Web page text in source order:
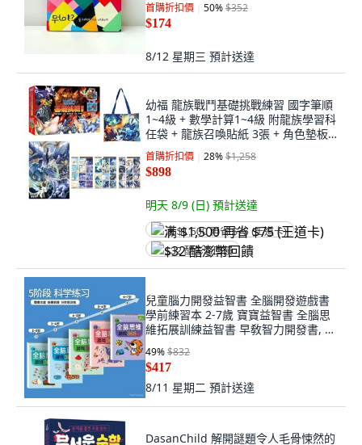
首購折扣價 50%$352
$174
8/12 星期三 預計送達
幼福 龍族戰鬥基礎挑戰練習 國字筆順
1~4級 + 數學計算1~4級 附龍族學習科
任袋 + 龍族召喚貼紙 3張 + 角色墊板
款式隨機, 練習本
首購折扣價 28%$1,258
$898
明天 8/9 (日) 預計送達
满 $1,500 再省 $75 (王道卡)
$32 酷澎幣回饋
兒童腦力開發益智書 全腦開發遊戲書
學前練習本 2-7歲 寶寶益智書 全腦思
維拓展訓練益智書 早敎智力開發書, 全
腦思維書全套【5本】
49%$832
$417
8/11 星期二 預計送達
DasanChild 解開謎題令人毛骨悚然的